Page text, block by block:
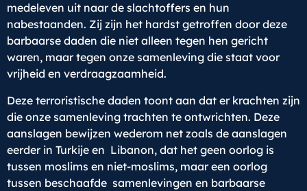
medeleven uit naar de slachtoffers en hun
nabestaanden. Zij zijn het hardst getroffen door deze
barbaarse daden die niet alleen tegen hen gericht
waren, maar tegen onze samenleving die staat voor
vrijheid en verdraagzaamheid.
Deze terroristische daden toont aan dat er krachten zijn
die onze samenleving trachten te ontwrichten. Deze
aanslagen bewijzen wederom net zoals de aanslagen
eerder in Turkije en Libanon, dat het geen oorlog is
tussen moslims en niet-moslims, maar een oorlog
tussen beschaafde samenlevingen en barbaarse